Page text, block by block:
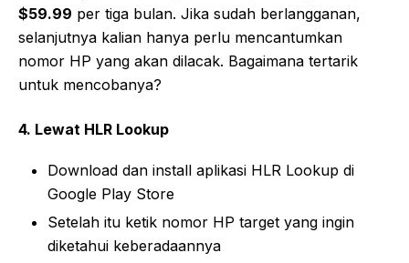
$59.99 per tiga bulan. Jika sudah berlangganan,
selanjutnya kalian hanya perlu mencantumkan
nomor HP yang akan dilacak. Bagaimana tertarik
untuk mencobanya?
4. Lewat HLR Lookup
Download dan install aplikasi HLR Lookup di
Google Play Store
Setelah itu ketik nomor HP target yang ingin
diketahui keberadaannya